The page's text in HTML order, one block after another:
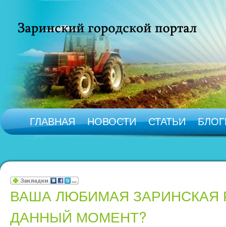
ГЛАВНАЯ НОВОСТИ СТАТЬИ
ВАША ЛЮБИМАЯ ЗАРИНСКАЯ
ДАННЫЙ МОМЕНТ?